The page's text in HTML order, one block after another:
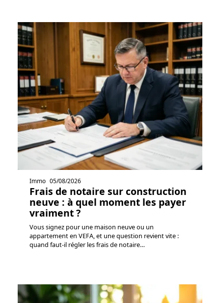
Immo 05/08/2026
Frais de notaire sur construction
neuve : à quel moment les payer
vraiment ?
Vous signez pour une maison neuve ou un
appartement en VEFA, et une question revient vite :
quand faut-il régler les frais de notaire…